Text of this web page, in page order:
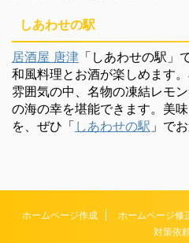
しあわせの駅
居酒屋 唐津 「しあわせの駅」
和風料理とお酒が楽しめます
雰囲気の中、名物の凍結レモ
の海の幸を堪能できます。美
を、ぜひ「 しあわせの駅 」で
ホームページ作成 ホームページ修
対策依